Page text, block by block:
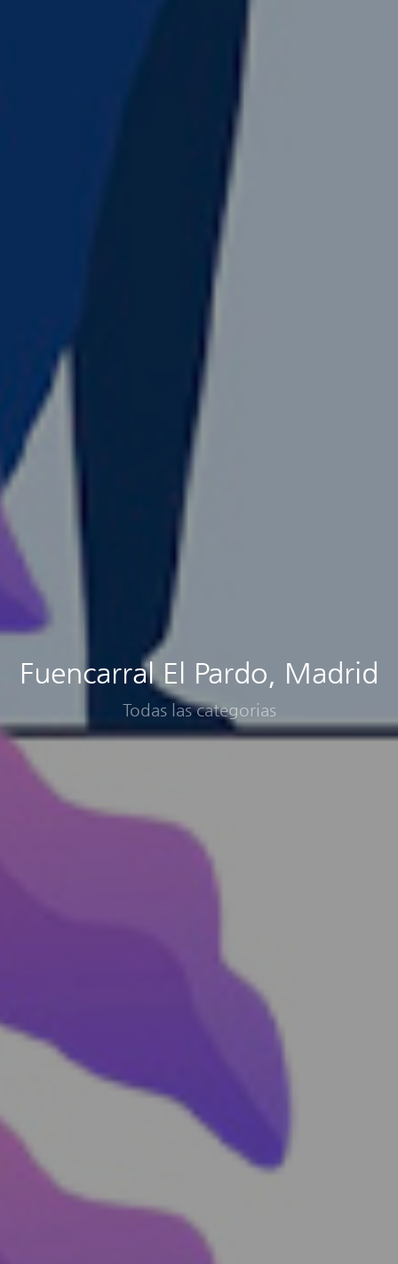
Fuencarral El Pardo, Madrid
Todas las categorias